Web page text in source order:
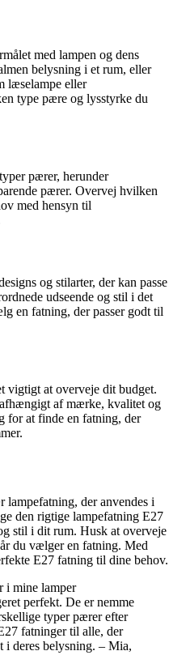
med lampen og dens
belysning i et rum, eller
læselampe eller
type pære og lysstyrke du
pærer, herunder
pærer. Overvej hvilken
med hensyn til
og stilarter, der kan passe
udseende og stil i det
en fatning, der passer godt til
vigtigt at overveje dit budget.
af mærke, kvalitet og
for at finde en fatning, der
der anvendes i
den rigtige lampefatning E27
stil i dit rum. Husk at overveje
du vælger en fatning. Med
E27 fatning til dine behov.
i mine lamper
perfekt. De er nemme
typer pærer efter
fatninger til alle, der
i deres belysning. – Mia,